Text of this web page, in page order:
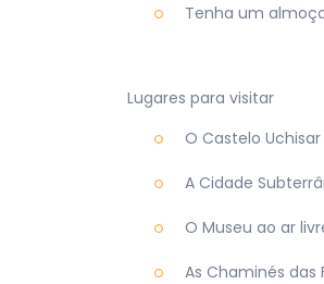
Tenha um
Lugares para visitar
O Castelo Uchisar
A Cidade
O Museu ao ar
As Chaminés das